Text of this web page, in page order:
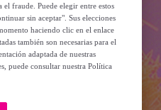
fraude. Puede elegir entre estos
sin aceptar". Sus elecciones
haciendo clic en el enlace
también son necesarias para el
adaptada de nuestras
puede consultar nuestra Política